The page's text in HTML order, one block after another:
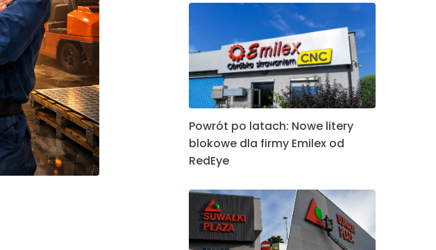
Powrót po latach: Nowe litery
blokowe dla firmy Emilex od
RedEye